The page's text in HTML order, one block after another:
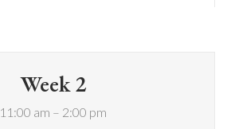
Week 2
11:00 am – 2:00 pm